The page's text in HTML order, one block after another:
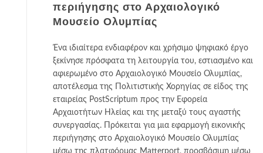
περιήγησης στο Αρχαιολογικό
Μουσείο Ολυμπίας
Ένα ιδιαίτερα ενδιαφέρον και χρήσιμο ψηφιακό έργο
ξεκίνησε πρόσφατα τη λειτουργία του, εστιασμένο και
αφιερωμένο στο Αρχαιολογικό Μουσείο Ολυμπίας,
αποτέλεσμα της Πολιτιστικής Χορηγίας σε είδος της
εταιρείας PostScriptum προς την Εφορεία
Αρχαιοτήτων Ηλείας και της μεταξύ τους αγαστής
συνεργασίας. Πρόκειται για μια εφαρμογή εικονικής
περιήγησης στο Αρχαιολογικό Μουσείο Ολυμπίας
μέσω της πλατφόρμας Matterport, προσβάσιμη μέσω